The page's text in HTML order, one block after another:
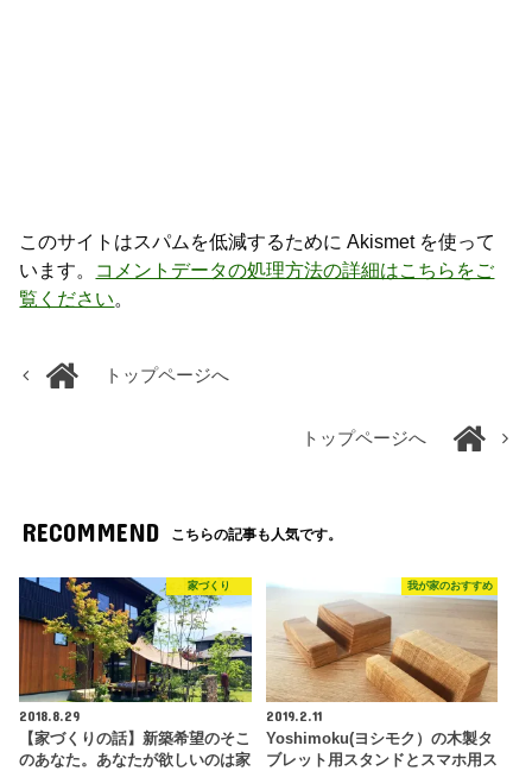
このサイトはスパムを低減するために Akismet を使って
います。 コメントデータの処理方法の詳細はこちらをご
覧ください。
トップページへ
トップページへ
RECOMMEND こちらの記事も人気です。
家づくり
2018.8.29
【家づくりの話】新築希望のそこ
のあなた。あなたが欲しいのは家
我が家のおすすめ
2019.2.11
Yoshimoku(ヨシモク）の木製タ
ブレット用スタンドとスマホ用ス